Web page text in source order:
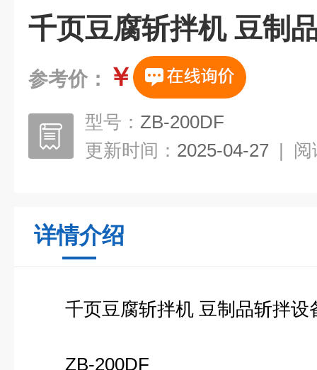
千页豆腐斩拌机 豆制
参考价： ￥
型号： ZB-200DF
更新时间： 2025-04-27 | 阅
详情介绍
千页豆腐斩拌机 豆制品斩拌设
ZB-200DF